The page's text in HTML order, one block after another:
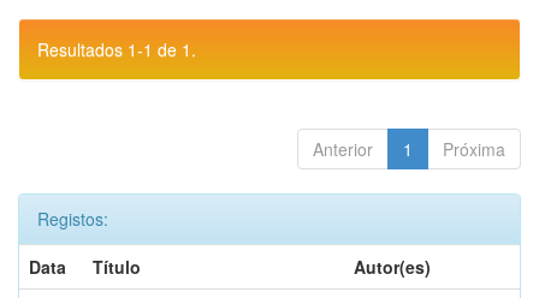
Resultados 1-1 de 1.
Anterior 1 Próxima
Registos:
Data
Título
Autor(es)